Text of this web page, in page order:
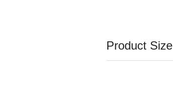
Product Size